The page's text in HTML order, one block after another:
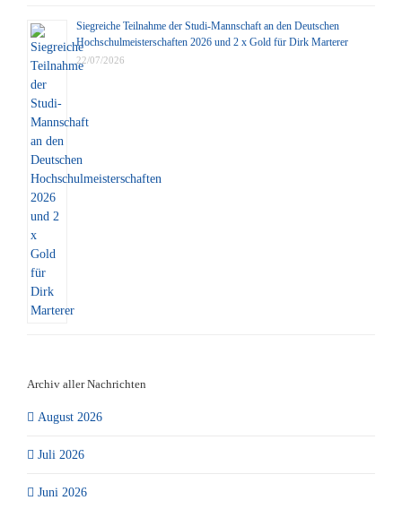
Siegreiche Teilnahme der Studi-Mannschaft an den Deutschen
Hochschulmeisterschaften 2026 und 2 x Gold für Dirk Marterer
22/07/2026
Archiv aller Nachrichten
August 2026
Juli 2026
Juni 2026